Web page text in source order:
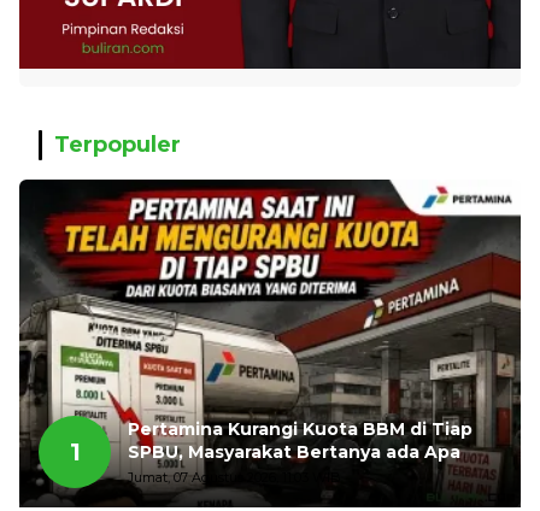
Terpopuler
1
Pertamina Kurangi Kuota BBM di Tiap
SPBU, Masyarakat Bertanya ada Apa
Jumat, 07 Agustus 2026, 11:03 WIB